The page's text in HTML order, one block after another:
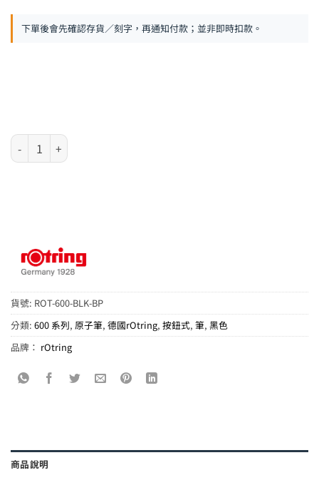
下單後會先確認存貨／刻字，再通知付款；並非即時扣款。
德國 rOtring 600 系列 - 黑色繪圖原子筆 數量
貨號: ROT-600-BLK-BP
分類: 600 系列, 原子筆, 德國rOtring, 按鈕式, 筆, 黑色
品牌： rOtring
商品說明